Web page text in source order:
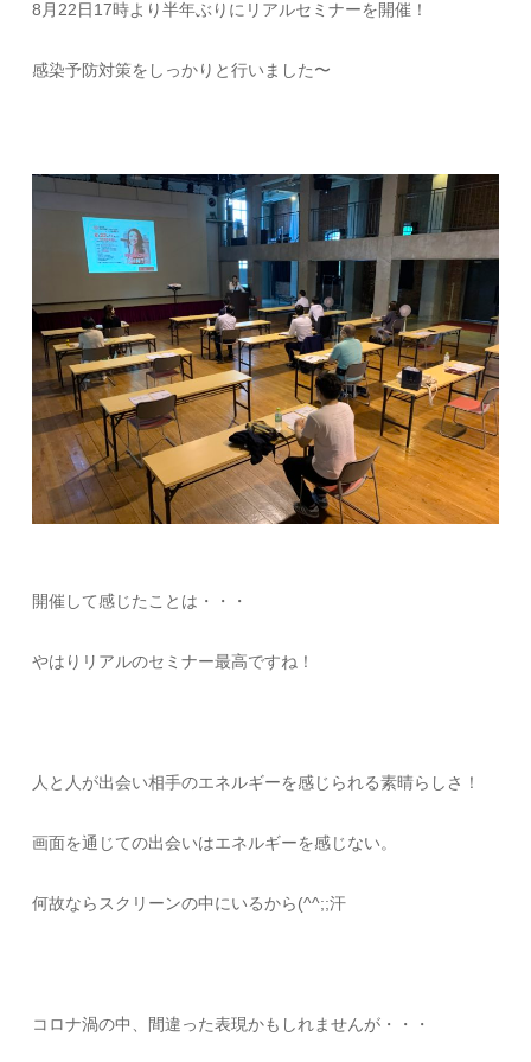
8月22日17時より半年ぶりにリアルセミナーを開催！
感染予防対策をしっかりと行いました〜
開催して感じたことは・・・
やはりリアルのセミナー最高ですね！
人と人が出会い相手のエネルギーを感じられる素晴らしさ！
画面を通じての出会いはエネルギーを感じない。
何故ならスクリーンの中にいるから(^^;;汗
コロナ渦の中、間違った表現かもしれませんが・・・